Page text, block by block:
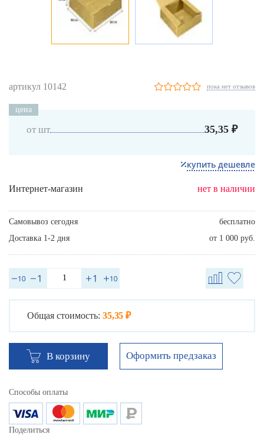
артикул 10142 пока нет отзывов
цена
от шт 35,35 ₽
купить дешевле
Интернет-магазин нет в наличии
Самовывоз сегодня
бесплатно
Доставка 1-2 дня
от 1 000 руб.
Общая стоимость: 35,35 ₽
В корзину Оформить предзаказ
Способы оплаты
Поделиться